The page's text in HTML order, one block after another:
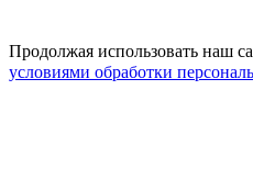
Продолжая использовать наш
условиями обработки